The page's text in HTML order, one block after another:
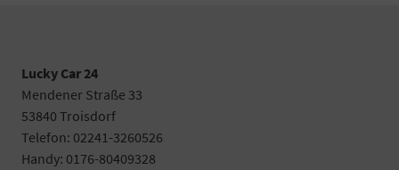
Lucky Car 24
Mendener Straße 33
53840 Troisdorf
Telefon: 02241-3260526
Handy: 0176-80409328